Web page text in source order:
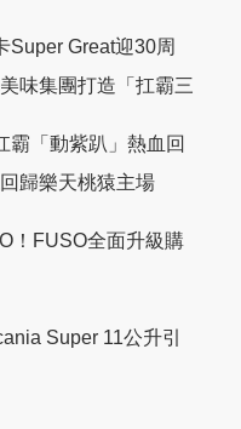
Super Great迎30周
味集團打造「扛霸三
霸「動紫趴」熱血回
歸樂天桃猿主場
！FUSO全面升級購
Super 11公升引